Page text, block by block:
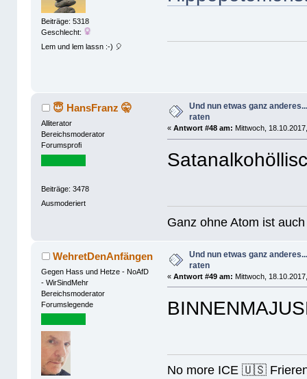
Beiträge: 5318
Geschlecht:
Lem und lem lassn :-) 🎈
😇 HansFranz 🤫
Alliterator
Bereichsmoderator
Forumsprofi
Beiträge: 3478
Ausmoderiert
Und nun etwas ganz
raten
«Antwort #48 am: Mittwoch,
Ganz ohne Atom ist
WehretDenAnfängen
Gegen Hass und Hetze - NoAfD
- WirSindMehr
Bereichsmoderator
Forumslegende
Und nun etwas ganz
raten
«Antwort #49 am: Mittwoch,
No more ICE 🇺🇸